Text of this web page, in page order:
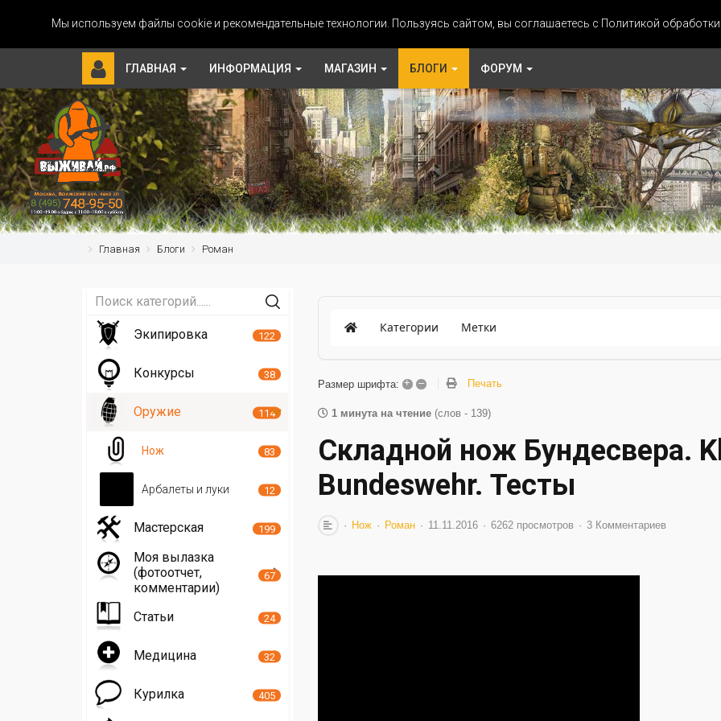
Мы используем файлы cookie и рекомендательные технологии. Пользуясь сайтом, вы соглашаетесь с Политикой
ГЛАВНАЯ ИНФОРМАЦИЯ МАГАЗИН БЛОГИ ФОРУМ
Главная Блоги Роман
Категории Метки
Размер шрифта: + – Печать
1 минута на чтение (слов - 139)
Складной нож Бундесвера.
Bundeswehr. Тесты
Нож Роман 11.11.2016 6262 просмотров 3 Комментариев
Экипировка 122
Конкурсы 38
Оружие 114
Нож 83
Арбалеты и луки 12
Мастерская 199
Моя вылазка
(фотоотчет,
комментарии)
67
Статьи 24
Медицина 32
Курилка 405